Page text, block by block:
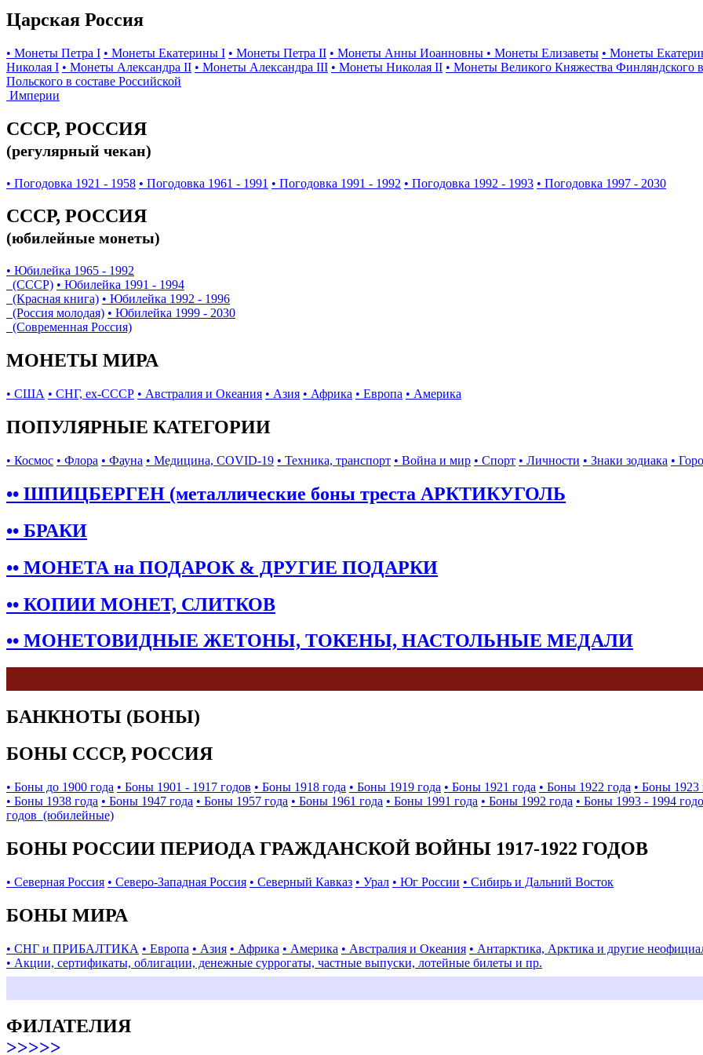
Царская Россия
• Монеты Петра I • Монеты Екатерины I • Монеты Петра II • Монеты Анны Иоанновны • Монеты Елизаветы • Монеты
Николая I • Монеты Александра II • Монеты Александра III • Монеты Николая II • Монеты Великого Княжества Финляндского
Польского в составе Российской
Империи
СССР, РОССИЯ
(регулярный чекан)
• Погодовка 1921 - 1958 • Погодовка 1961 - 1991 • Погодовка 1991 - 1992 • Погодовка 1992 - 1993 • Погодовка 1997 - 2030
СССР, РОССИЯ
(юбилейные монеты)
• Юбилейка 1965 - 1992
(СССР) • Юбилейка 1991 - 1994
(Красная книга) • Юбилейка 1992 - 1996
(Россия молодая) • Юбилейка 1999 - 2030
(Современная Россия)
МОНЕТЫ МИРА
• США • СНГ, ex-СССР • Австралия и Океания • Азия • Африка • Европа • Америка
ПОПУЛЯРНЫЕ КАТЕГОРИИ
• Космос • Флора • Фауна • Медицина, COVID-19 • Техника, транспорт • Война и мир • Спорт • Личности • Знаки зодиака •
•• ШПИЦБЕРГЕН (металлические боны треста АРКТИКУГОЛЬ
•• БРАКИ
•• МОНЕТА на ПОДАРОК & ДРУГИЕ ПОДАРКИ
•• КОПИИ МОНЕТ, СЛИТКОВ
•• МОНЕТОВИДНЫЕ ЖЕТОНЫ, ТОКЕНЫ, НАСТОЛЬНЫЕ МЕДАЛИ
БАНКНОТЫ (БОНЫ)
БОНЫ СССР, РОССИЯ
• Боны до 1900 года • Боны 1901 - 1917 годов • Боны 1918 года • Боны 1919 года • Боны 1921 года • Боны 1922 года • Боны 1923
• Боны 1938 года • Боны 1947 года • Боны 1957 года • Боны 1961 года • Боны 1991 года • Боны 1992 года • Боны 1993 - 1994
годов (юбилейные)
БОНЫ РОССИИ ПЕРИОДА ГРАЖДАНСКОЙ ВОЙНЫ 1917-1922 ГОДОВ
• Северная Россия • Северо-Западная Россия • Северный Кавказ • Урал • Юг России • Сибирь и Дальний Восток
БОНЫ МИРА
• СНГ и ПРИБАЛТИКА • Европа • Азия • Африка • Америка • Австралия и Океания • Антарктика, Арктика и другие
• Акции, сертификаты, облигации, денежные суррогаты, частные выпуски, лотейные билеты и пр.
ФИЛАТЕЛИЯ
>>>>>